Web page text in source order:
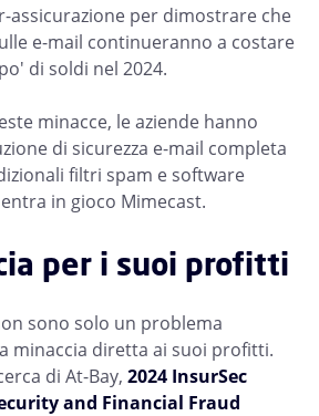
assicurazione per dimostrare che
e-mail continueranno a costare
di soldi nel 2024.
minacce, le aziende hanno
di sicurezza e-mail completa
filtri spam e software
in gioco Mimecast.
per i suoi profitti
sono solo un problema
minaccia diretta ai suoi profitti.
di At-Bay, 2024 InsurSec
and Financial Fraud